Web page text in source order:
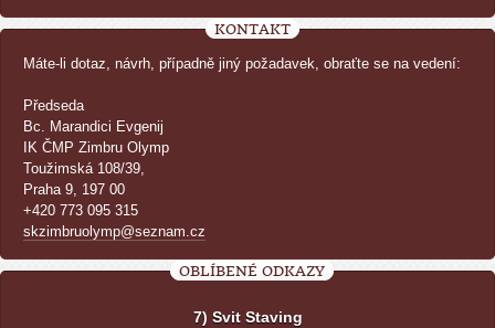
KONTAKT
Máte-li dotaz, návrh, případně jiný požadavek, obraťte se na vedení:
Předseda
Bc. Marandici Evgenij
IK ČMP Zimbru Olymp
Toužimská 108/39,
Praha 9, 197 00
+420 773 095 315
skzimbruolymp@seznam.cz
OBLÍBENÉ ODKAZY
7) Svit Staving